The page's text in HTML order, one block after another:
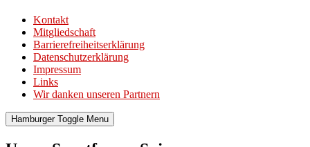
Kontakt
Mitgliedschaft
Barrierefreiheitserklärung
Datenschutzerklärung
Impressum
Links
Wir danken unseren Partnern
Hamburger Toggle Menu